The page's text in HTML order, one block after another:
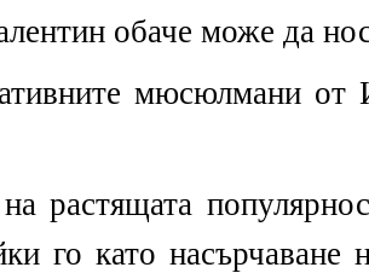
обаче може да
мюсюлмани от
растящата
го като насърчаване